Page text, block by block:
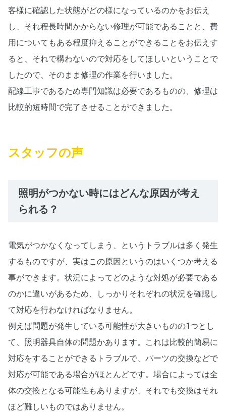
客様に確認した状態がどの様になっているのかをお伝え
し、それ程長時間かからない修理が可能であることと、費
用についてもある程度抑えることができることをお伝えす
ると、それで構わないので対応をしてほしいということで
したので、そのまま修理の作業を行いました。
配線工事であるため専門知識は必要であるものの、修理は
比較的短時間で完了させることができました。
スタッフの声
照明がつかない時にはどんな原因が考え
られる？
電気がつかなくなってしまう、というトラブルは多く発生
するものですが、実はこの原因というのはいくつか考える
事ができます。状況によってどのような対処が必要である
のかに違いがあるため、しっかりそれぞれの状況を確認し
て対応を行わなければなりません。
例えば問題が発生している可能性が大きいものの1つとし
て、照明器具自体の問題かあります。これは比較的簡易に
対応をすることができるトラブルで、パーツの交換などで
対応が可能である場合がほとんどです。場合によっては全
体の交換となる可能性もありますが、それでも交換はそれ
ほど難しいものではありません。